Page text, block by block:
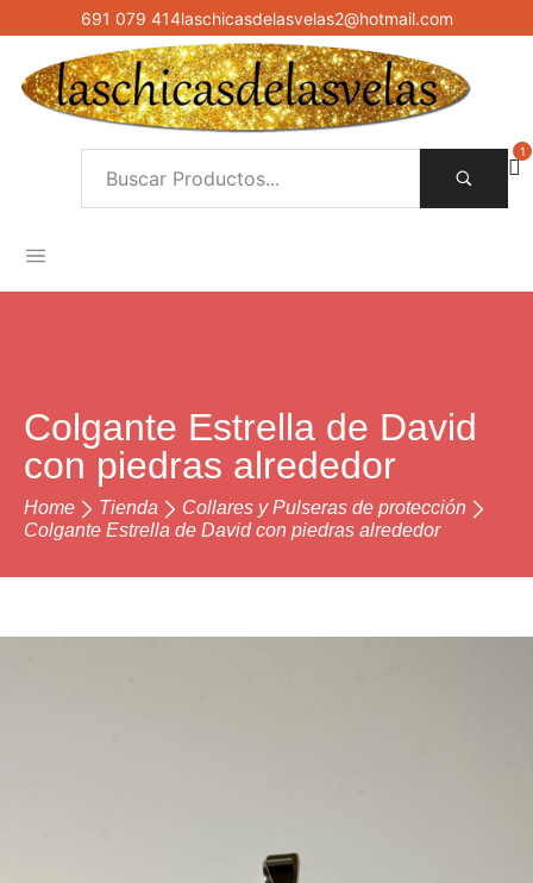
691 079 414laschicasdelasvelas2@hotmail.com
1
Colgante Estrella de David
con piedras alrededor
Home Tienda
Collares y Pulseras de protección
Colgante Estrella de David con piedras alrededor